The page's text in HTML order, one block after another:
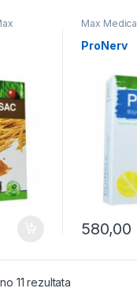
Max Medica
ProNerv
580,00
11 rezultata